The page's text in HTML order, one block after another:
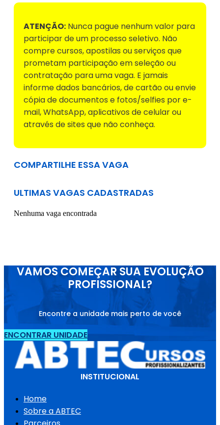
ATENÇÃO: Nunca pague nenhum valor para
participar de um processo seletivo. Não
compre cursos, apostilas ou serviços que
prometam participação em seleção ou
contratação para uma vaga. E jamais
informe dados bancários, de cartão ou envie
cópia de documentos e fotos/selfies por e-
mail, WhatsApp, aplicativos de celular ou
através de sites que não conheça.
COMPARTILHE ESSA VAGA
ULTIMAS VAGAS CADASTRADAS
Nenhuma vaga encontrada
VAMOS COMEÇAR SUA EVOLUÇÃO
PROFISSIONAL?
Encontre a unidade mais perto de você
ENCONTRAR UNIDADE
INSTITUCIONAL
Home
Sobre a ABTEC